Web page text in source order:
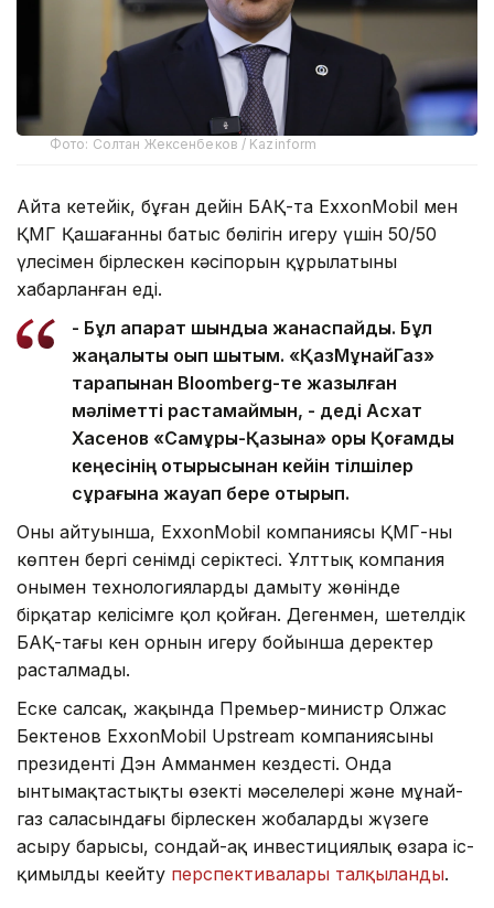
Фото: Солтан Жексенбеков / Kazinform
Айта кетейік, бұған дейін БАҚ-та ExxonMobil мен
ҚМГ Қашағанның батыс бөлігін игеру үшін 50/50
үлесімен бірлескен кәсіпорын құрылатыны
хабарланған еді.
- Бұл ақпарат шындыққа жанаспайды. Бұл
жаңалықты оқып шықтым. «ҚазМұнайГаз»
тарапынан Bloomberg-те жазылған
мәліметті растамаймын, - деді Асхат
Хасенов «Самұрық-Қазына» қоры Қоғамдық
кеңесінің отырысынан кейін тілшілер
сұрағына жауап бере отырып.
Оның айтуынша, ExxonMobil компаниясы ҚМГ-ның
көптен бергі сенімді серіктесі. Ұлттық компания
онымен технологияларды дамыту жөнінде
бірқатар келісімге қол қойған. Дегенмен, шетелдік
БАҚ-тағы кен орнын игеру бойынша деректер
расталмады.
Еске салсақ, жақында Премьер-министр Олжас
Бектенов ExxonMobil Upstream компаниясының
президенті Дэн Амманмен кездесті. Онда
ынтымақтастықтың өзекті мәселелері және мұнай-
газ саласындағы бірлескен жобаларды жүзеге
асыру барысы, сондай-ақ инвестициялық өзара іс-
қимылды кеңейту перспективалары талқыланды.